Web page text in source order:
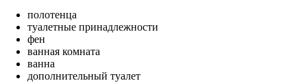
полотенца
туалетные принадлежности
фен
ванная комната
ванна
дополнительный туалет